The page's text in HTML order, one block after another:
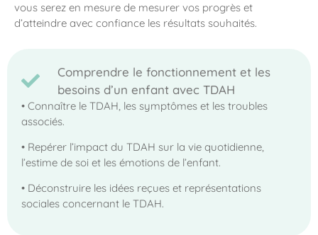
vous serez en mesure de mesurer vos progrès et
d’atteindre avec confiance les résultats souhaités.
Comprendre le fonctionnement et les
besoins d’un enfant avec TDAH
• Connaître le TDAH, les symptômes et les troubles
associés.
• Repérer l’impact du TDAH sur la vie quotidienne,
l’estime de soi et les émotions de l’enfant.
• Déconstruire les idées reçues et représentations
sociales concernant le TDAH.